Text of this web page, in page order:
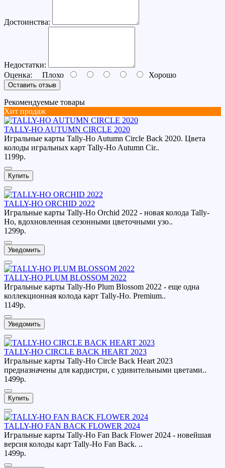
Достоинства:
Недостатки:
Оценка: Плохо Хорошо
Оставить отзыв
Рекомендуемые товары
Хит продаж
TALLY-HO AUTUMN CIRCLE 2020
Игральные карты Tally-Ho Autumn Circle Back 2020. Цвета
колоды игральных карт Tally-Ho Autumn Cir..
1199р.
Купить
TALLY-HO ORCHID 2022
Игральные карты Tally-Ho Orchid 2022 - новая колода Tally-
Ho, вдохновленная сезонными цветочными узо..
1299р.
Уведомить
TALLY-HO PLUM BLOSSOM 2022
Игральные карты Tally-Ho Plum Blossom 2022 - еще одна
коллекционная колода карт Tally-Ho. Premium..
1149р.
Уведомить
TALLY-HO CIRCLE BACK HEART 2023
Игральные карты Tally-Ho Circle Back Heart 2023
предназначены для кардистри, с удивительными цветами..
1499р.
Купить
TALLY-HO FAN BACK FLOWER 2024
Игральные карты Tally-Ho Fan Back Flower 2024 - новейшая
версия колоды карт Tally-Ho Fan Back. ..
1499р.